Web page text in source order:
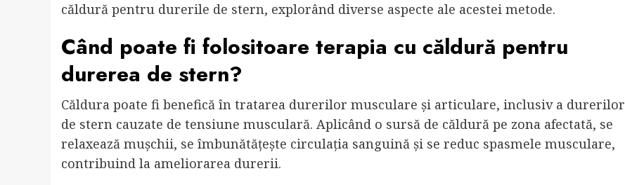
căldură pentru durerile de stern, explorând diverse aspecte ale acestei metode.
Când poate fi folositoare terapia cu căldură pentru
durerea de stern?
Căldura poate fi benefică în tratarea durerilor musculare și articulare, inclusiv a durerilor
de stern cauzate de tensiune musculară. Aplicând o sursă de căldură pe zona afectată, se
relaxează mușchii, se îmbunătățește circulația sanguină și se reduc spasmele musculare,
contribuind la ameliorarea durerii.